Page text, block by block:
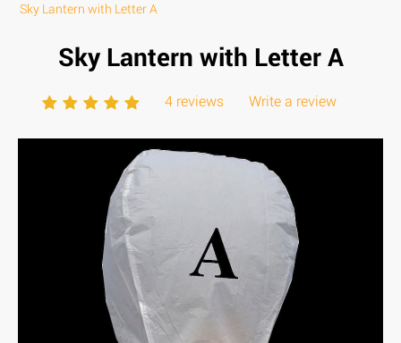
Sky Lantern with Letter A
Sky Lantern with Letter A
4 reviews Write a review